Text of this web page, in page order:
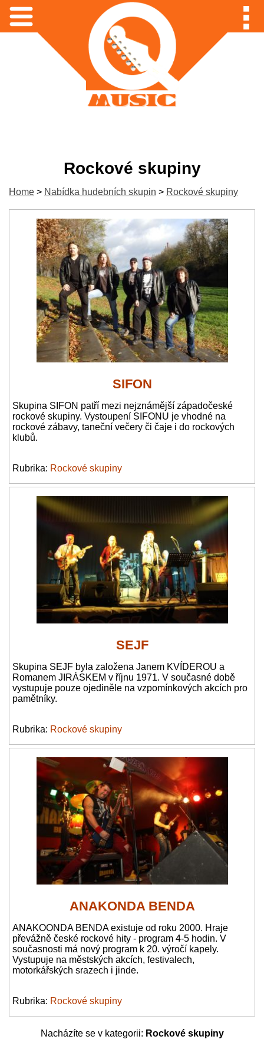
Rockové skupiny
Home > Nabídka hudebních skupin > Rockové skupiny
SIFON
Skupina SIFON patří mezi nejznámější západočeské
rockové skupiny. Vystoupení SIFONU je vhodné na
rockové zábavy, taneční večery či čaje i do rockových
klubů.
Rubrika: Rockové skupiny
SEJF
Skupina SEJF byla založena Janem KVÍDEROU a
Romanem JIRÁSKEM v říjnu 1971. V současné době
vystupuje pouze ojediněle na vzpomínkových akcích pro
pamětníky.
Rubrika: Rockové skupiny
ANAKONDA BENDA
ANAKOONDA BENDA existuje od roku 2000. Hraje
převážně české rockové hity - program 4-5 hodin. V
současnosti má nový program k 20. výročí kapely.
Vystupuje na městských akcích, festivalech,
motorkářských srazech i jinde.
Rubrika: Rockové skupiny
Nacházíte se v kategorii: Rockové skupiny